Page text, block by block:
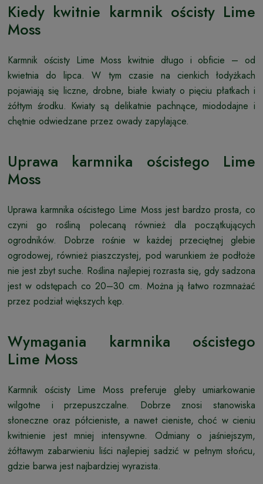
Kiedy kwitnie karmnik ościsty Lime
Moss
Karmnik ościsty Lime Moss kwitnie długo i obficie – od
kwietnia do lipca. W tym czasie na cienkich łodyżkach
pojawiają się liczne, drobne, białe kwiaty o pięciu płatkach i
żółtym środku. Kwiaty są delikatnie pachnące, miododajne i
chętnie odwiedzane przez owady zapylające.
Uprawa karmnika ościstego Lime
Moss
Uprawa karmnika ościstego Lime Moss jest bardzo prosta, co
czyni go rośliną polecaną również dla początkujących
ogrodników. Dobrze rośnie w każdej przeciętnej glebie
ogrodowej, również piaszczystej, pod warunkiem że podłoże
nie jest zbyt suche. Roślina najlepiej rozrasta się, gdy sadzona
jest w odstępach co 20–30 cm. Można ją łatwo rozmnażać
przez podział większych kęp.
Wymagania karmnika ościstego
Lime Moss
Karmnik ościsty Lime Moss preferuje gleby umiarkowanie
wilgotne i przepuszczalne. Dobrze znosi stanowiska
słoneczne oraz półcieniste, a nawet cieniste, choć w cieniu
kwitnienie jest mniej intensywne. Odmiany o jaśniejszym,
żółtawym zabarwieniu liści najlepiej sadzić w pełnym słońcu,
gdzie barwa jest najbardziej wyrazista.